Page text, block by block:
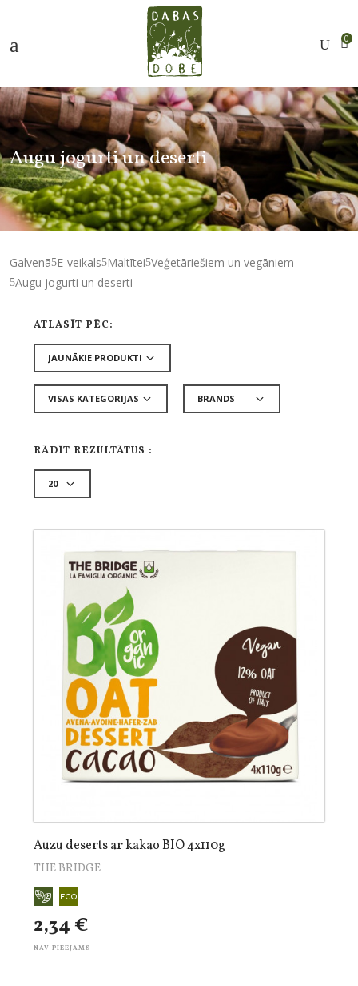
0
Augu jogurti un deserti
Galvenā E-veikals Maltītei Veģetāriešiem un vegāniem
Augu jogurti un deserti
ATLASĪT PĒC:
RĀDĪT REZULTĀTUS :
Auzu deserts ar kakao BIO 4x110g
THE BRIDGE
2,34 €
NAV PIEEJAMS